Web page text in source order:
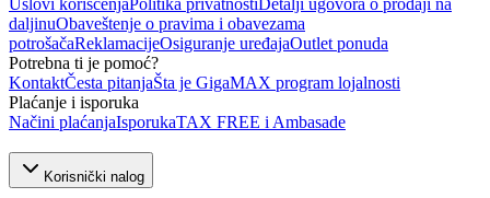
daljinuObaveštenje o pravima i obavezama
potrošačaReklamacijeOsiguranje uređajaOutlet ponuda
Potrebna ti je pomoć?
KontaktČesta pitanjaŠta je GigaMAX program lojalnosti
Plaćanje i isporuka
Načini plaćanjaIsporukaTAX FREE i Ambasade
Korisnički nalog